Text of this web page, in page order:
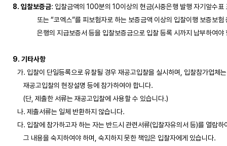
8. 입찰보증금: 입찰금액의 100분의 10이상의 현금(시중은행 발행 자기앞수표
또는 “코엑스”를 피보험자로 하는 보증금액 이상의 입찰이행 보증보험
은행의 지급보증서 등을 입찰보증금으로 입찰 등록 시까지 납부하여야
9. 기타사항
가. 입찰이 단일등록으로 유찰될 경우 재공고입찰을 실시하며, 입찰참가업체
       재공고입찰의 현장설명 등에 참가하여야 합니다.
       (단, 제출한 서류는 재공고입찰에 사용할 수 있습니다.)
   나. 제출서류는 일체 반환하지 않습니다.
다. 입찰에 참가하고자 하는 자는 반드시 관련서류(입찰자유의서 등)를 열람하
       그 내용을 숙지하여야 하며, 숙지하지 못한 책임은 입찰자에게 있습니다.